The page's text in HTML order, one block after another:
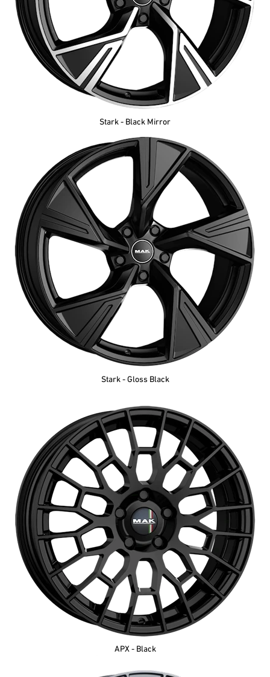
Stark - Black Mirror
Stark - Gloss Black
APX - Black